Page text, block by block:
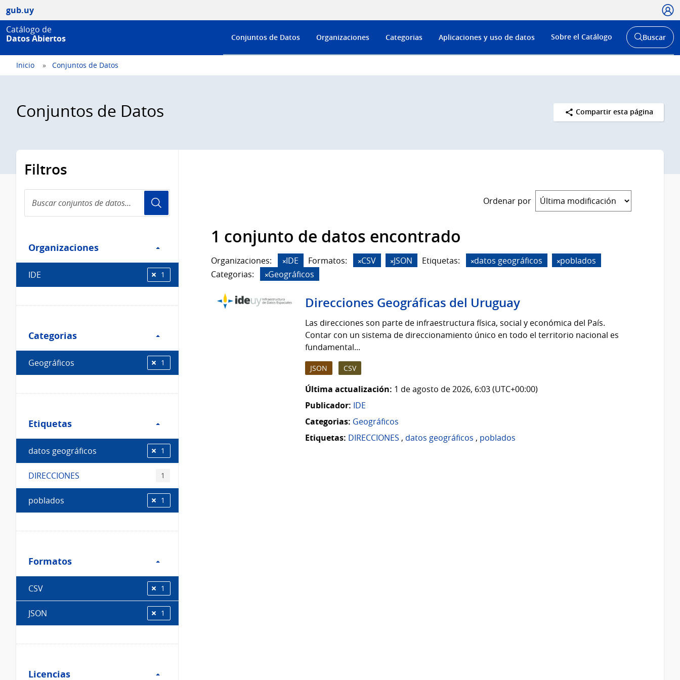
gub.uy
Catálogo de
Datos Abiertos
Menú
de
Conjuntos de Datos Organizaciones Categorias Aplicaciones y uso de datos Sobre el Catálogo
Abrir
buscador
Buscar
Inicio Conjuntos de Datos
Conjuntos de Datos Compartir esta página
Filtros
conjuntos
de
Organizaciones
Organizaciones
IDE 1
Categorias
Categorias
Geográficos 1
Etiquetas
Etiquetas
datos geográficos 1
DIRECCIONES 1
poblados 1
Formatos
Formatos
CSV 1
JSON 1
Licencias
Licencias
Ordenar por
1 conjunto de datos encontrado
Organizaciones: IDE Formatos: CSV JSON Etiquetas: datos geográficos
poblados
Categorias:
Geográficos
Direcciones Geográficas del Uruguay
Las direcciones son parte de infraestructura física, social y económica del País.
Contar con un sistema de direccionamiento único en todo el territorio nacional es
fundamental...
JSON CSV
Última actualización: 1 de agosto de 2026, 6:03 (UTC+00:00)
Publicador: IDE
Categorias: Geográficos
Etiquetas: DIRECCIONES , datos geográficos , poblados